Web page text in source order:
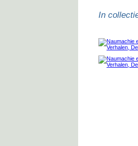
In